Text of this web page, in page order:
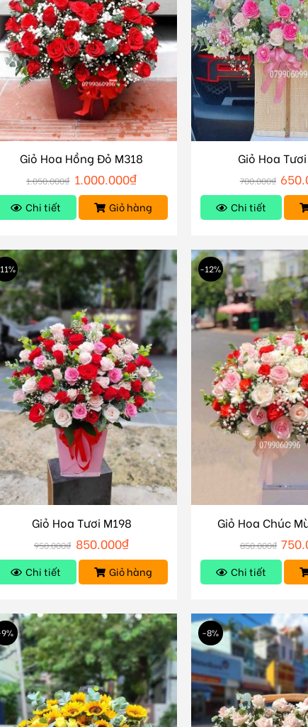
Giỏ Hoa Hồng Đỏ M318
1.050.000₫ 1.000.000₫
Chi tiết Giỏ hàng
Giỏ Hoa Tươi
700.000₫
Chi tiết
Giỏ Hoa Tươi M198
950.000₫ 850.000₫
Chi tiết Giỏ hàng
-12%
Giỏ Hoa Chúc
850.000₫
Chi tiết
-8%